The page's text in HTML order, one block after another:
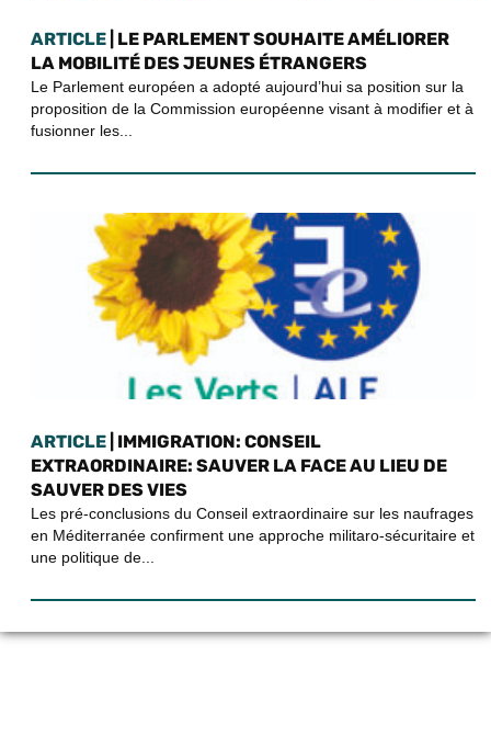
ARTICLE | LE PARLEMENT SOUHAITE AMÉLIORER
LA MOBILITÉ DES JEUNES ÉTRANGERS
Le Parlement européen a adopté aujourd’hui sa position sur la
proposition de la Commission européenne visant à modifier et à
fusionner les...
ARTICLE | IMMIGRATION: CONSEIL
EXTRAORDINAIRE: SAUVER LA FACE AU LIEU DE
SAUVER DES VIES
Les pré-conclusions du Conseil extraordinaire sur les naufrages
en Méditerranée confirment une approche militaro-sécuritaire et
une politique de...